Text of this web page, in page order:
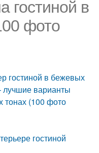
гостиной в
фото
гостиной в бежевых
лучшие варианты
тонах (100 фото
гостиной